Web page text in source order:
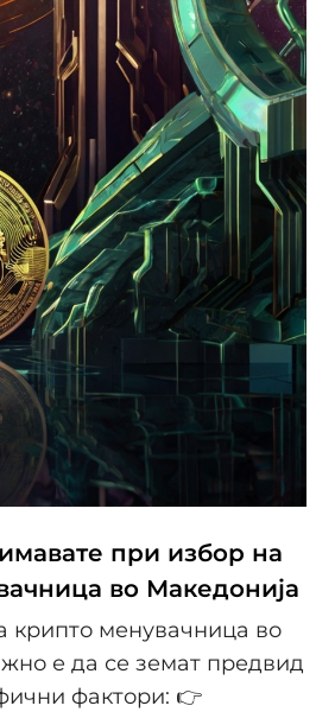
при избор на
во Македонија
крипто менувачница во
е да се земат предвид
фактори: 👉